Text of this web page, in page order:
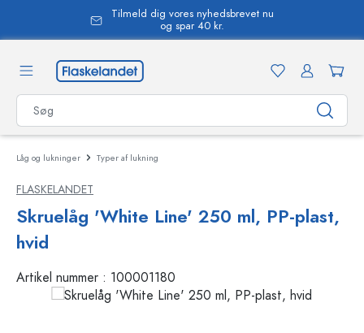
Tilmeld dig vores nyhedsbrevet nu
og spar 40 kr.
Låg og lukninger Typer af lukning
FLASKELANDET
Skruelåg 'White Line' 250 ml, PP-plast,
hvid
Artikel nummer : 100001180